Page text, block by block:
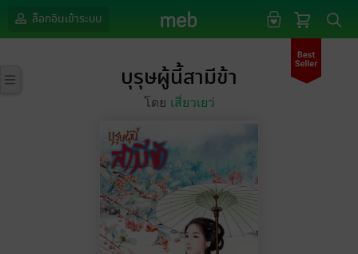
ล็อกอินเข้าระบบ
บุรุษผู้นี้สามีข้า
โดย เสี่ยวเยว่